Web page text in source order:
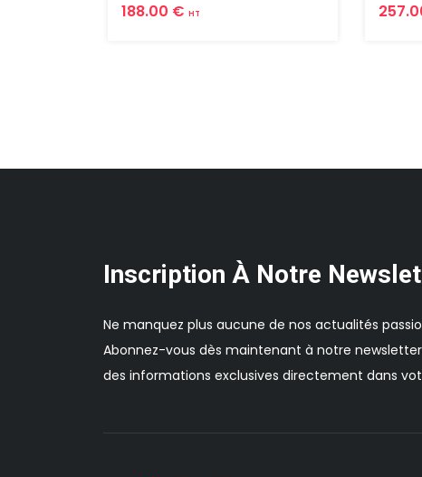
188.00 € HT
Inscription À Notre
Ne manquez plus aucune de nos actualités
Abonnez-vous dès maintenant à notre
des informations exclusives directement dans